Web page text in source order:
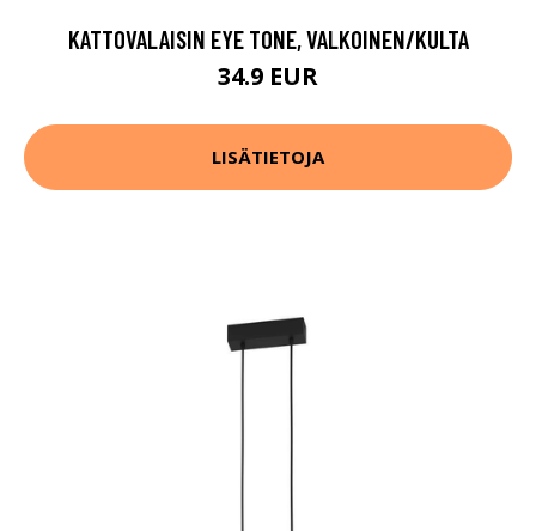
KATTOVALAISIN EYE TONE, VALKOINEN/KULTA
34.9 EUR
LISÄTIETOJA